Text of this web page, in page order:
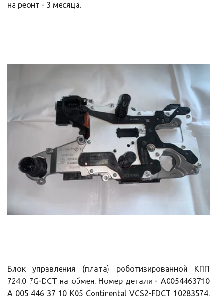
на реонт - 3 месяца.
Блок управления (плата) роботизированной КПП
724.0 7G-DCT на обмен. Номер детали - A0054463710
A 005 446 37 10 K05 Continental VGS2-FDCT 10283574.